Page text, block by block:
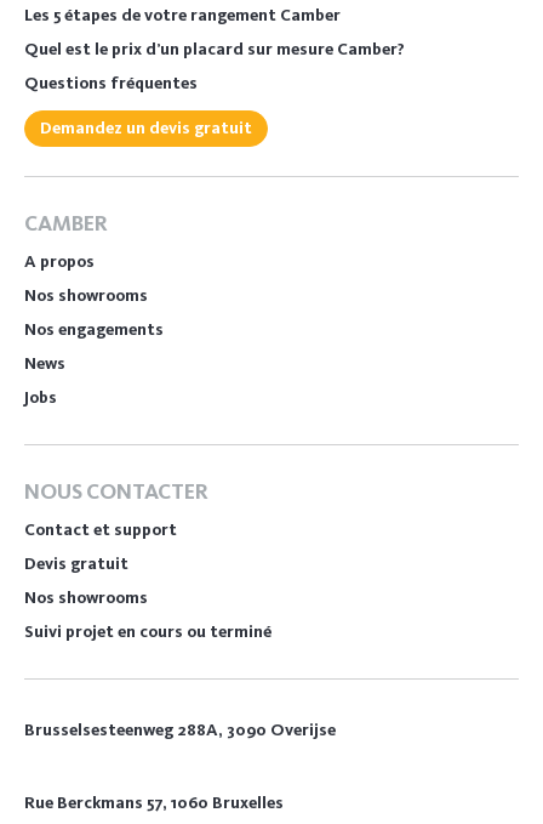
Les 5 étapes de votre rangement Camber
Quel est le prix d’un placard sur mesure Camber?
Questions fréquentes
Demandez un devis gratuit
CAMBER
A propos
Nos showrooms
Nos engagements
News
Jobs
NOUS CONTACTER
Contact et support
Devis gratuit
Nos showrooms
Suivi projet en cours ou terminé
Brusselsesteenweg 288A, 3090 Overijse
Rue Berckmans 57, 1060 Bruxelles